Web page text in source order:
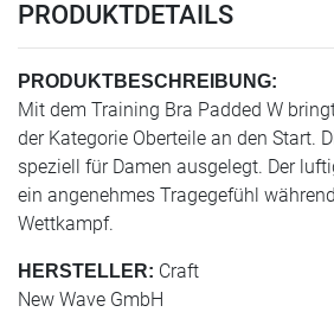
PRODUKTDETAILS
PRODUKTBESCHREIBUNG:
Mit dem Training Bra Padded W
der Kategorie Oberteile an den Start.
speziell für Damen ausgelegt. Der
ein angenehmes Tragegefühl
Wettkampf.
HERSTELLER: Craft
New Wave GmbH